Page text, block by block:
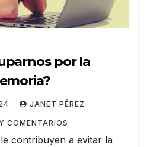
por la
JANET PÉREZ
COMENTARIOS
contribuyen a evitar la